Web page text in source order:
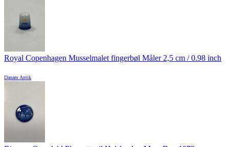
Royal Copenhagen Musselmalet fingerbøl Måler 2,5 cm / 0.98 inch
Danam Antik